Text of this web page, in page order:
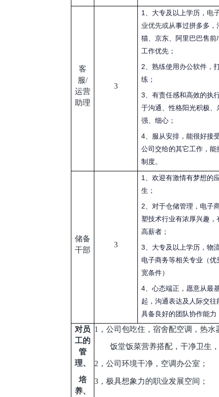
客
服/
运营
助理
3
1 、大专及以上学历， 电
业优先或从事过拼多多，
猫、京东、阿里巴巴售前/
工作优先；
2、熟练使用办公软件，
练；
3、有责任感和高效的执
于沟通、性格阳光积极、
强、细心；
4、服从安排，能很好接
公司交给的其它工作，能
制度。
储备
干部
3
1 、欢迎有激情有梦想的
生；
2、对于仓储管理，电子
塑技术行业有浓厚兴趣，
高薪者；
3、大专及以上学历，物
电子商务等相关专业（优
宽条件）
4、心态端正，愿意从最
起，沟通表达及人际交往
具备良好的团队协作能力
对员
工的
管
理、
培
养、
1， 公司包吃住，宿舍配空调，热水
饭堂饭菜营养搭配，干净卫生，
2， 公司环境干净，空调办公室；
3， 极具想象力的职业发展空间；